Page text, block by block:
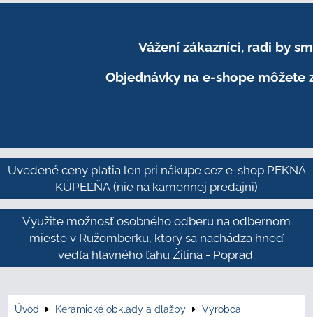
Vážení zákazníci, radi by
Objednávky na e-shope môžete
Uvedené ceny platia len pri nákupe cez e-shop PEKNÁ
KÚPEĽŇA (nie na kamennej predajni)
Využite možnosť osobného odberu na odbernom
mieste v Ružomberku, ktorý sa nachádza hneď
vedľa hlavného ťahu Žilina - Poprad.
Úvod Keramické obklady a dlažby
Výrobca